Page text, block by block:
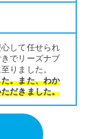
して任せられ
でリーズナブ
りました。
。また、わか
だきました。